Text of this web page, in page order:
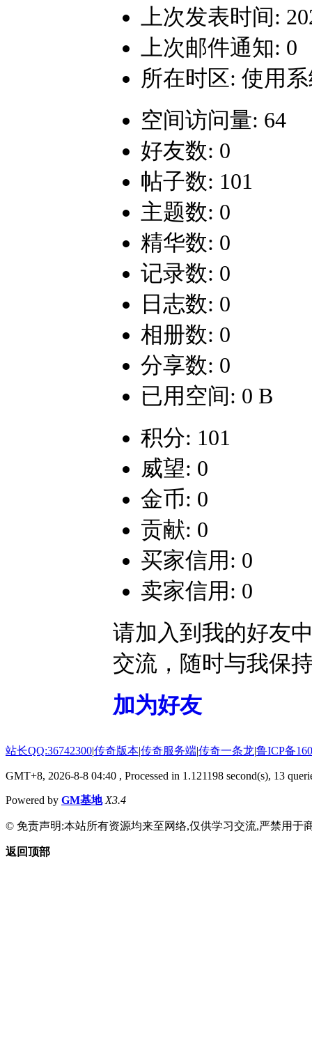
上次发表时间:
上次邮件通知: 0
所在时区: 使用
空间访问量: 64
好友数: 0
帖子数: 101
主题数: 0
精华数: 0
记录数: 0
日志数: 0
相册数: 0
分享数: 0
已用空间: 0 B
积分: 101
威望: 0
金币: 0
贡献: 0
买家信用: 0
卖家信用: 0
请加入到我的好友
交流，随时与我保
加为好友
站长QQ:36742300|传奇版本|传奇服务端|传奇一条龙|鲁ICP备
GMT+8, 2026-8-8 04:40 , Processed in 1.121198 second(s), 13
Powered by GM基地 X3.4
© 免责声明:本站所有资源均来至网络,仅供学习交流,严禁用于
返回顶部